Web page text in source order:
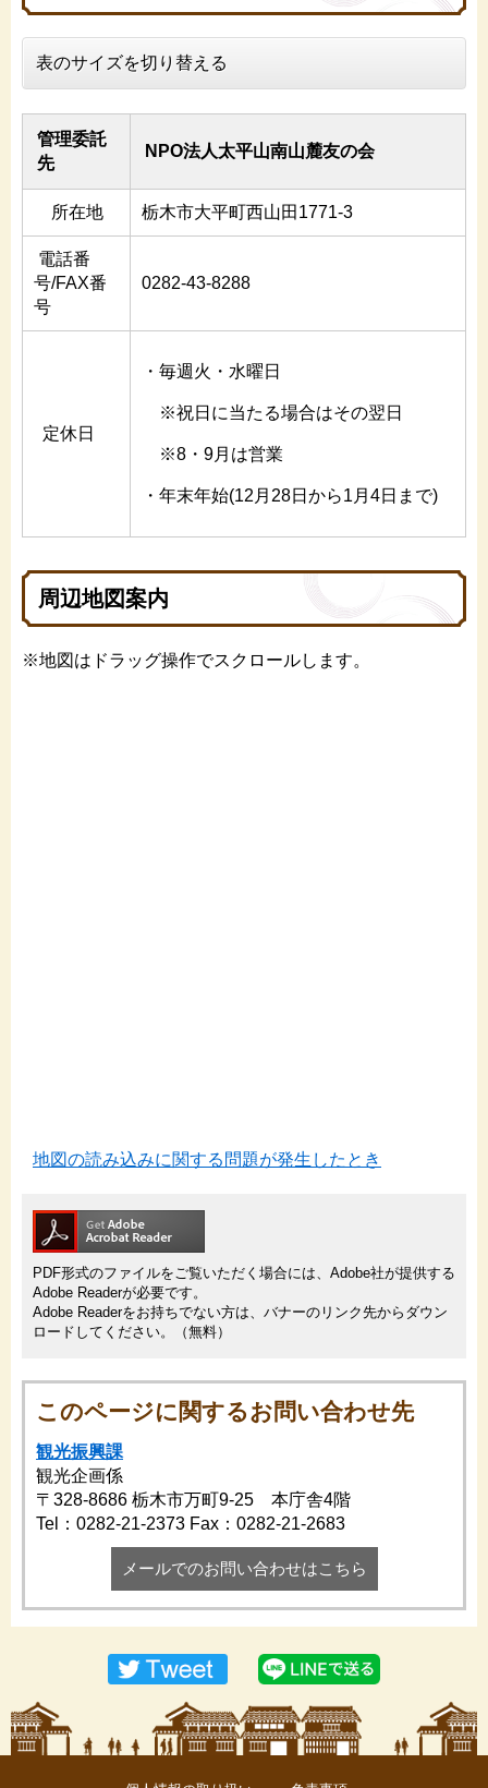
表のサイズを切り替える
管理委託
先
NPO法人太平山南山麓友の会
所在地 栃木市大平町西山田1771-3
電話番
号/FAX番
号
0282-43-8288
定休日
・毎週火・水曜日
※祝日に当たる場合はその翌日
※8・9月は営業
・年末年始(12月28日から1月4日まで)
周辺地図案内
※地図はドラッグ操作でスクロールします。
地図の読み込みに関する問題が発生したとき
PDF形式のファイルをご覧いただく場合には、Adobe社が提供する
Adobe Readerが必要です。
Adobe Readerをお持ちでない方は、バナーのリンク先からダウン
ロードしてください。（無料）
このページに関するお問い合わせ先
観光振興課
観光企画係
〒328-8686 栃木市万町9-25 本庁舎4階
Tel：0282-21-2373 Fax：0282-21-2683
メールでのお問い合わせはこちら